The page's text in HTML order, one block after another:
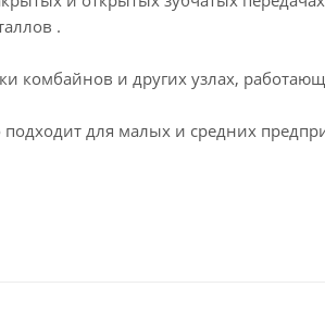
.
комбайнов и других узлах,
для малых и средних